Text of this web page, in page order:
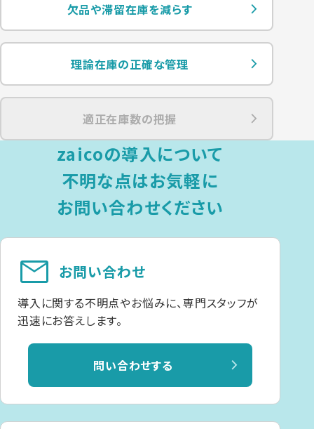
欠品や滞留在庫を減らす
理論在庫の正確な管理
適正在庫数の把握
zaicoの導入について
不明な点はお気軽に
お問い合わせください
お問い合わせ
mail
導入に関する不明点やお悩みに、専門スタッフが
迅速にお答えします。
問い合わせする